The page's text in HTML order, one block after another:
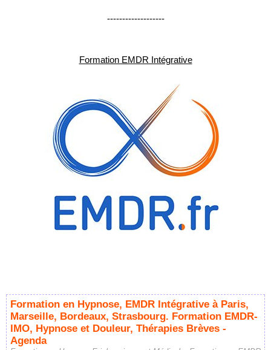
-------------------
Formation EMDR Intégrative
Formation en Hypnose, EMDR Intégrative à Paris,
Marseille, Bordeaux, Strasbourg. Formation EMDR-
IMO, Hypnose et Douleur, Thérapies Brèves -
Agenda